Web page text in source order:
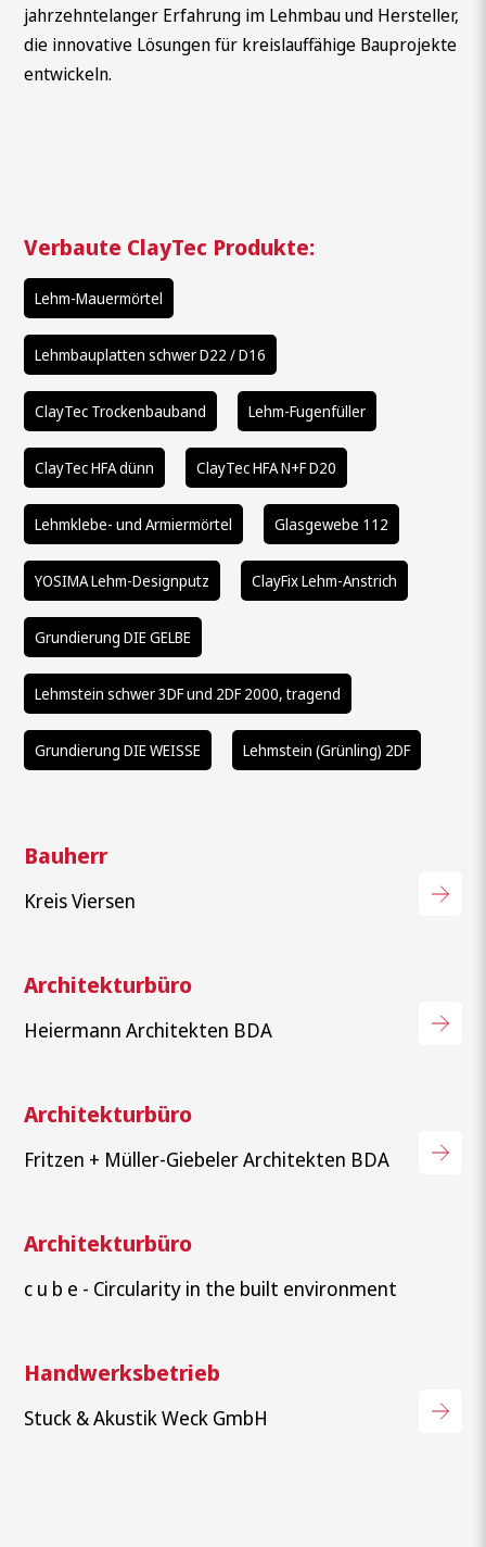
Wonach suchen Sie?
Verbaute ClayTec Produkte:
Lehm-Mauermörtel
Lehmbauplatten schwer D22 / D16
ClayTec Trockenbauband Lehm-Fugenfüller
ClayTec HFA dünn ClayTec HFA N+F D20
Lehmklebe- und Armiermörtel Glasgewebe 112
YOSIMA Lehm-Designputz ClayFix Lehm-Anstrich
Grundierung DIE GELBE
Lehmstein schwer 3DF und 2DF 2000, tragend
Grundierung DIE WEISSE Lehmstein (Grünling) 2DF
Bauherr
Kreis Viersen
Architekturbüro
Heiermann Architekten BDA
Architekturbüro
Fritzen + Müller-Giebeler Architekten BDA
Architekturbüro
c u b e - Circularity in the built environment
Handwerksbetrieb
Stuck & Akustik Weck GmbH
jahrzehntelanger Erfahrung im Lehmbau und Hersteller,
die innovative Lösungen für kreislauffähige Bauprojekte
entwickeln.